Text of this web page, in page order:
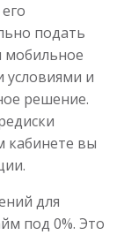
подать
мобильное
условиями и
решение.
кабинете вы
для
под 0%. Это